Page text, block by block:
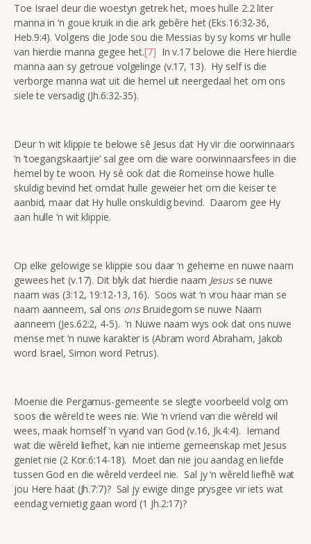
Toe Israel deur die woestyn getrek het, moes hulle 2.2 liter
manna in ‘n goue kruik in die ark gebêre het (Eks.16:32-36,
Heb.9:4). Volgens die Jode sou die Messias by sy koms vir hulle
van hierdie manna gegee het.[7] In v.17 belowe die Here hierdie
manna aan sy getroue volgelinge (v.17, 13). Hy self is die
verborge manna wat uit die hemel uit neergedaal het om ons
siele te versadig (Jh.6:32-35).
Deur ‘n wit klippie te belowe sê Jesus dat Hy vir die oorwinnaars
‘n ‘toegangskaartjie’ sal gee om die ware oorwinnaarsfees in die
hemel by te woon. Hy sê ook dat die Romeinse howe hulle
skuldig bevind het omdat hulle geweier het om die keiser te
aanbid, maar dat Hy hulle onskuldig bevind. Daarom gee Hy
aan hulle ‘n wit klippie.
Op elke gelowige se klippie sou daar ‘n geheime en nuwe naam
gewees het (v.17). Dit blyk dat hierdie naam Jesusse nuwe
naam was (3:12, 19:12-13, 16). Soos wat ‘n vrou haar man se
naam aanneem, sal ons onsBruidegom se nuwe Naam
aanneem (Jes.62:2, 4-5). ‘n Nuwe naam wys ook dat ons nuwe
mense met ‘n nuwe karakter is (Abram word Abraham, Jakob
word Israel, Simon word Petrus).
Moenie die Pergamus-gemeente se slegte voorbeeld volg om
soos die wêreld te wees nie. Wie ‘n vriend van die wêreld wil
wees, maak homself ‘n vyand van God (v.16, Jk.4:4). Iemand
wat die wêreld liefhet, kan nie intieme gemeenskap met Jesus
geniet nie (2 Kor.6:14-18). Moet dan nie jou aandag en liefde
tussen God en die wêreld verdeel nie. Sal jy ‘n wêreld liefhê wat
jou Here haat (Jh.7:7)? Sal jy ewige dinge prysgee vir iets wat
eendag vernietig gaan word (1 Jh.2:17)?